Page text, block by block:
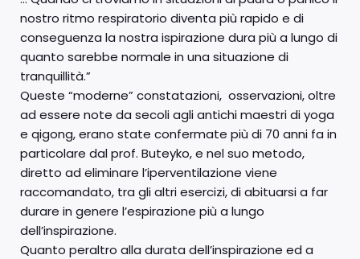
nostro ritmo respiratorio diventa più rapido e di
conseguenza la nostra ispirazione dura più a lungo di
quanto sarebbe normale in una situazione di
tranquillità.”
Queste “moderne” constatazioni, osservazioni, oltre
ad essere note da secoli agli antichi maestri di yoga
e qigong, erano state confermate più di 70 anni fa in
particolare dal prof. Buteyko, e nel suo metodo,
diretto ad eliminare l’iperventilazione viene
raccomandato, tra gli altri esercizi, di abituarsi a far
durare in genere l’espirazione più a lungo
dell’inspirazione.
Quanto peraltro alla durata dell’inspirazione ed a